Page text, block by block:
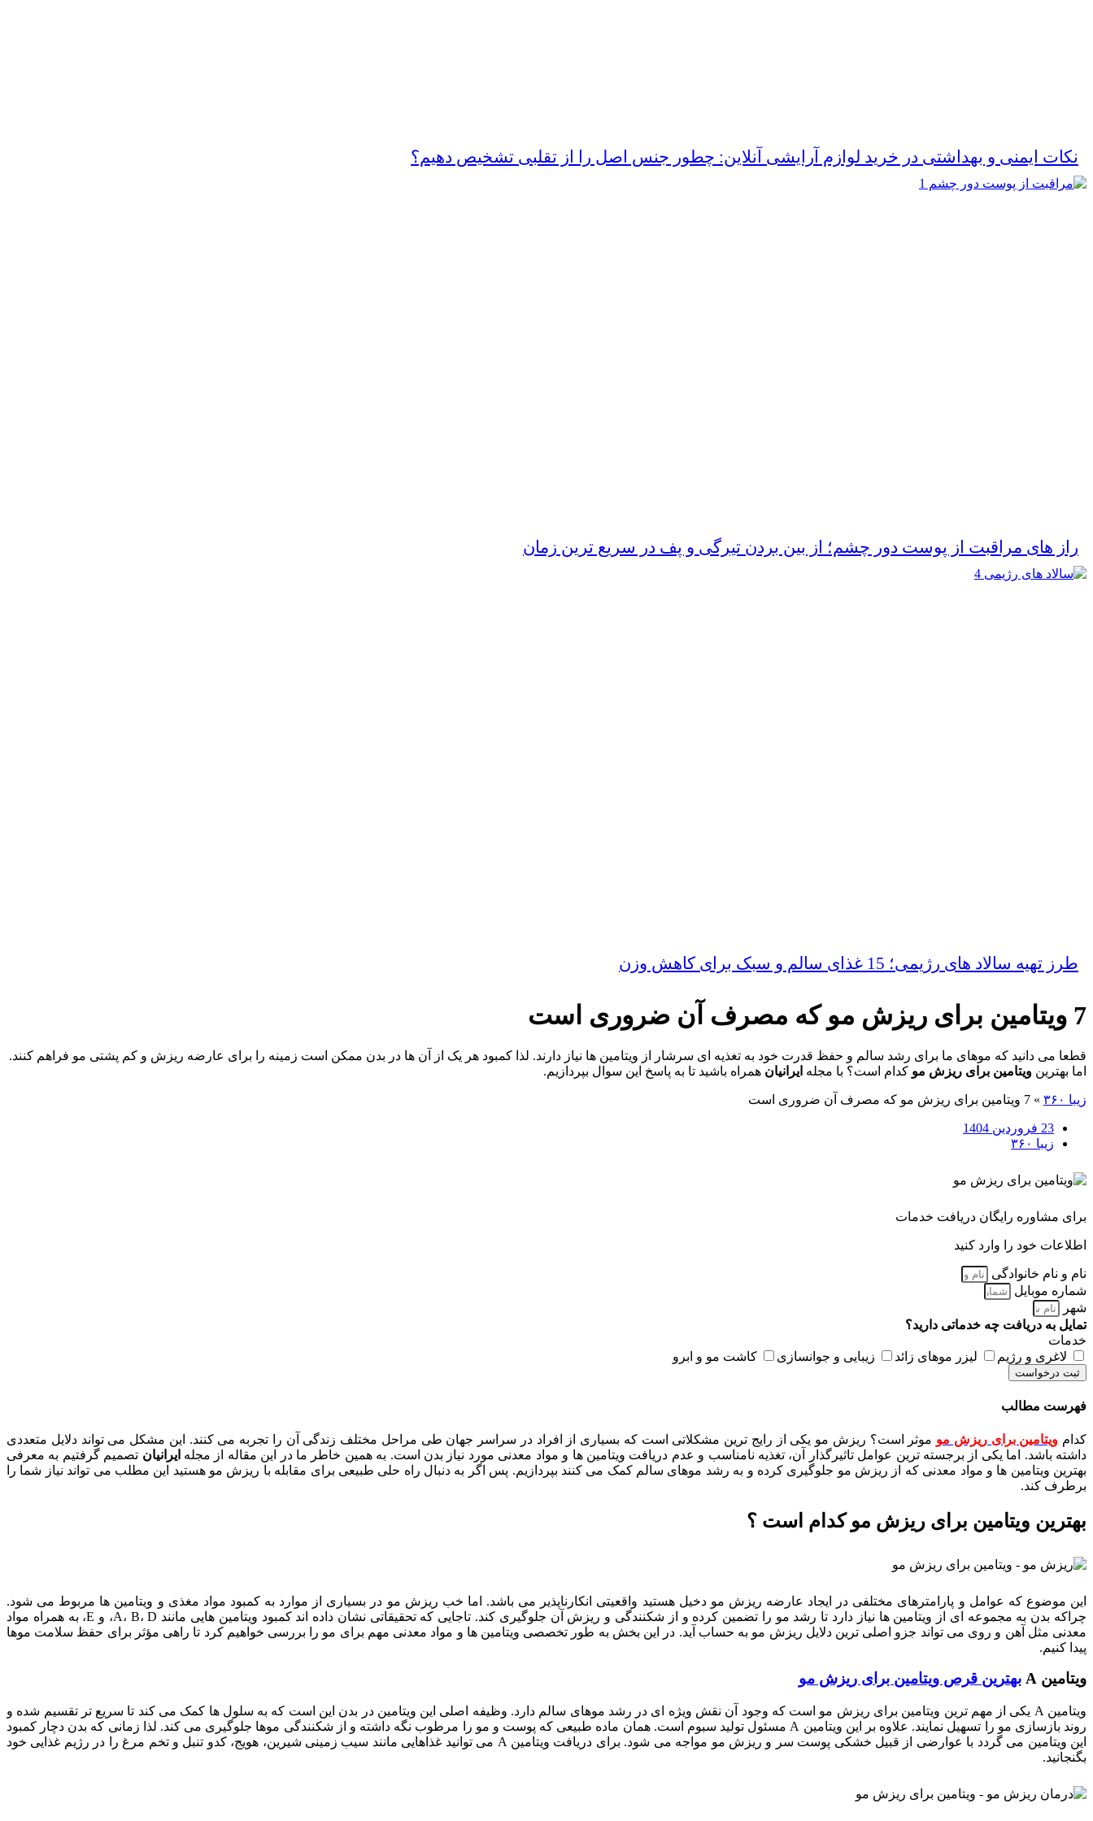
نکات ایمنی و بهداشتی در خرید لوازم آرایشی آنلاین: چطور جنس اصل را از تقلبی تشخیص دهیم؟
راز های مراقبت از پوست دور چشم؛ از بین بردن تیرگی و پف در سریع‌ ترین زمان
طرز تهیه سالاد های رژیمی؛ 15 غذای سالم و سبک برای کاهش وزن
7 ویتامین برای ریزش مو که مصرف آن ضروری است
قطعا می دانید که موهای ما برای رشد سالم و حفظ قدرت خود به تغذیه ای سرشار از ویتامین ها نیاز دارند. لذا کمبود هر یک از آن ها در بدن ممکن است زمینه را برای عارضه ریزش و کم پشتی مو فراهم کنند.
اما بهترین ویتامین برای ریزش مو کدام است؟ با مجله ایرانیان همراه باشید تا به پاسخ این سوال بپردازیم.
زیبا ۳۶۰ » 7 ویتامین برای ریزش مو که مصرف آن ضروری است
23 فروردین 1404
زیبا ۳۶۰
برای مشاوره رایگان دریافت خدمات
اطلاعات خود را وارد کنید
نام و نام خانوادگی
شماره موبایل
شهر
تمایل به دریافت چه خدماتی دارید؟
خدمات
لاغری و رژیم
لیزر موهای زائد زیبایی و جوانسازی کاشت مو و ابرو
ثبت درخواست
فهرست مطالب
کدام ویتامین برای ریزش مو موثر است؟ ریزش مو یکی از رایج ترین مشکلاتی است که بسیاری از افراد در سراسر جهان طی مراحل مختلف زندگی آن را تجربه می کنند. این مشکل می تواند دلایل متعددی
داشته باشد. اما یکی از برجسته ترین عوامل تاثیرگذار آن، تغذیه نامناسب و عدم دریافت ویتامین ها و مواد معدنی مورد نیاز بدن است. به همین خاطر ما در این مقاله از مجله ایرانیان تصمیم گرفتیم به معرفی
بهترین ویتامین ها و مواد معدنی که از ریزش مو جلوگیری کرده و به رشد موهای سالم کمک می کنند بپردازیم. پس اگر به دنبال راه حلی طبیعی برای مقابله با ریزش مو هستید این مطلب می تواند نیاز شما را
برطرف کند.
بهترین ویتامین برای ریزش مو کدام است ؟
این موضوع که عوامل و پارامترهای مختلفی در ایجاد عارضه ریزش مو دخیل هستید واقعیتی انکارناپذیر می باشد. اما خب ریزش مو در بسیاری از موارد به کمبود مواد مغذی و ویتامین ها مربوط می شود.
چراکه بدن به مجموعه ای از ویتامین ها نیاز دارد تا رشد مو را تضمین کرده و از شکنندگی و ریزش آن جلوگیری کند. تاجایی که تحقیقاتی نشان داده اند کمبود ویتامین هایی مانند A، B، D، و E، به همراه مواد
معدنی مثل آهن و روی می تواند جزو اصلی ترین دلایل ریزش مو به حساب آید. در این بخش به طور تخصصی ویتامین ها و مواد معدنی مهم برای مو را بررسی خواهیم کرد تا راهی مؤثر برای حفظ سلامت موها
پیدا کنیم.
ویتامین A بهترین قرص ویتامین برای ریزش مو
ویتامین A یکی از مهم ترین ویتامین برای ریزش مو است که وجود آن نقش ویژه ای در رشد موهای سالم دارد. وظیفه اصلی این ویتامین در بدن این است که به سلول ها کمک می کند تا سریع تر تقسیم شده و
روند بازسازی مو را تسهیل نمایند. علاوه بر این ویتامین A مسئول تولید سبوم است. همان ماده طبیعی که پوست و مو را مرطوب نگه داشته و از شکنندگی موها جلوگیری می کند. لذا زمانی که بدن دچار کمبود
این ویتامین می گردد با عوارضی از قبیل خشکی پوست سر و ریزش مو مواجه می شود. برای دریافت ویتامین A می توانید غذاهایی مانند سیب زمینی شیرین، هویج، کدو تنبل و تخم مرغ را در رژیم غذایی خود
بگنجانید.